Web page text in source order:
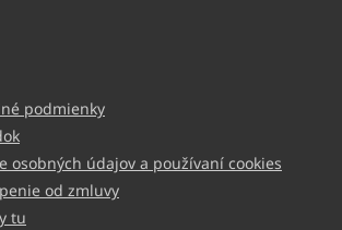
podmienky
osobných údajov a používaní cookies
od zmluvy
tu